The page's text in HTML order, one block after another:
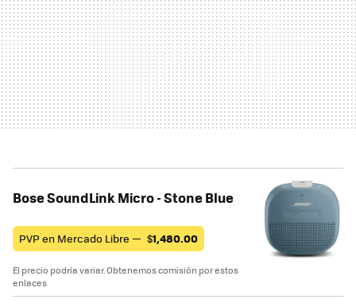
Bose SoundLink Micro - Stone Blue
PVP en Mercado Libre — $1,480.00
El precio podría variar. Obtenemos comisión por estos
enlaces